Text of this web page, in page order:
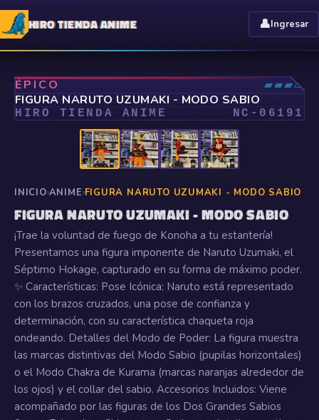
HIRO TIENDA ANIME 👤Ingresar
ÉPICO ▰▰▰▱
⤢
FIGURA NARUTO UZUMAKI - MODO SABIO
HIRO TIENDA ANIME NC- 06191
INICIO›ANIME›FIGURA NARUTO UZUMAKI - MODO SABIO
FIGURA NARUTO UZUMAKI - MODO SABIO
¡Trae la voluntad de fuego de Konoha a tu estantería!
Presentamos una figura imponente de Naruto Uzumaki, el
Séptimo Hokage, capturado en su forma de máximo poder.
✨ Características: Pose Icónica: Naruto está representado
con los brazos cruzados, una pose de confianza y
determinación, con su característica chaqueta roja
ondeando. Detalles del Modo de Poder: La figura muestra
las marcas distintivas del Modo Sabio (pupilas horizontales)
o el Modo Chakra de Kurama (marcas naranjas alrededor de
los ojos) y el collar del sabio. Accesorios Incluidos: Viene
acompañado por las figuras de los Dos Grandes Sabios